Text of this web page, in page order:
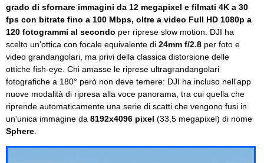
grado di sfornare immagini da 12 megapixel e filmati 4K a 30
fps con bitrate fino a 100 Mbps, oltre a video Full HD 1080p a
120 fotogrammi al secondo per riprese slow motion. DJI ha
scelto un'ottica con focale equivalente di 24mm f/2.8 per foto e
video grandangolari, ma privi della classica distorsione delle
ottiche fish-eye. Chi amasse le riprese ultragrandangolari
fotografiche a 180° però non deve temere: DJI ha incluso nell'app
nuove modalità di ripresa alla voce panorama, tra cui quella che
riprende automaticamente una serie di scatti che vengono fusi in
un'unica immagine da 8192x4096 pixel (33,5 megapixel) di nome
Sphere